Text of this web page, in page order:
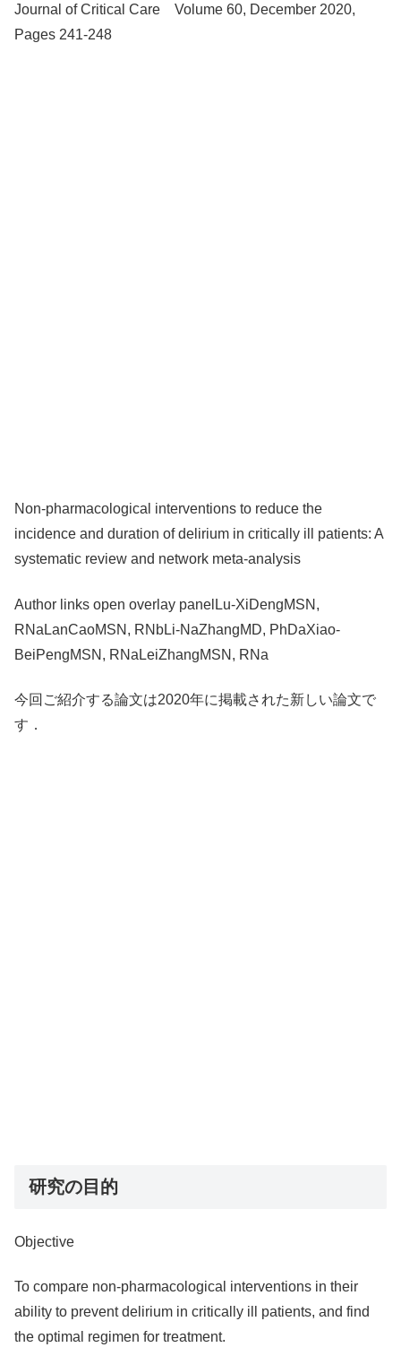
Journal of Critical Care Volume 60, December 2020,
Pages 241-248
Non-pharmacological interventions to reduce the
incidence and duration of delirium in critically ill patients: A
systematic review and network meta-analysis
Author links open overlay panelLu-XiDengMSN,
RNaLanCaoMSN, RNbLi-NaZhangMD, PhDaXiao-
BeiPengMSN, RNaLeiZhangMSN, RNa
今回ご紹介する論文は2020年に掲載された新しい論文で
す．
研究の目的
Objective
To compare non-pharmacological interventions in their
ability to prevent delirium in critically ill patients, and find
the optimal regimen for treatment.